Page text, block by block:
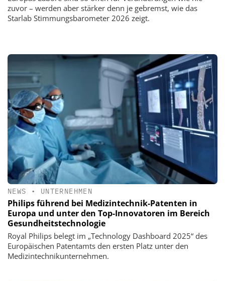
zuvor – werden aber stärker denn je gebremst, wie das
Starlab Stimmungsbarometer 2026 zeigt.
NEWS • UNTERNEHMEN
Philips führend bei Medizintechnik-Patenten in
Europa und unter den Top-Innovatoren im Bereich
Gesundheitstechnologie
Royal Philips belegt im „Technology Dashboard 2025“ des
Europäischen Patentamts den ersten Platz unter den
Medizintechnikunternehmen.